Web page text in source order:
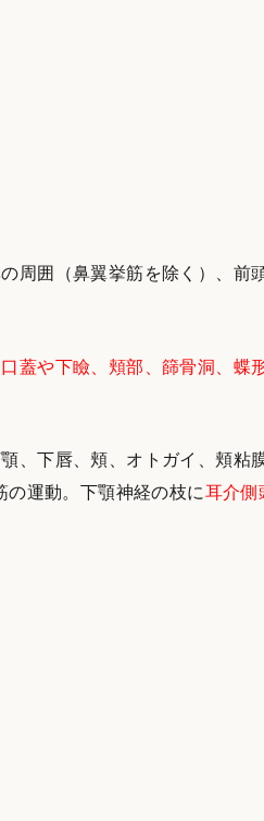
の周囲（鼻翼挙筋を除く）、前
蓋や下瞼、頬部、篩骨洞、蝶
顎、下唇、頬、オトガイ、頬粘
運動。下顎神経の枝に耳介側